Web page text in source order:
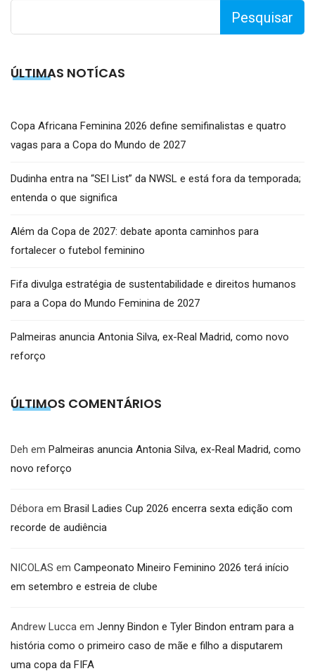
Pesquisar
ÚLTIMAS NOTÍCAS
Copa Africana Feminina 2026 define semifinalistas e quatro
vagas para a Copa do Mundo de 2027
Dudinha entra na “SEI List” da NWSL e está fora da temporada;
entenda o que significa
Além da Copa de 2027: debate aponta caminhos para
fortalecer o futebol feminino
Fifa divulga estratégia de sustentabilidade e direitos humanos
para a Copa do Mundo Feminina de 2027
Palmeiras anuncia Antonia Silva, ex-Real Madrid, como novo
reforço
ÚLTIMOS COMENTÁRIOS
Deh em Palmeiras anuncia Antonia Silva, ex-Real Madrid, como
novo reforço
Débora em Brasil Ladies Cup 2026 encerra sexta edição com
recorde de audiência
NICOLAS em Campeonato Mineiro Feminino 2026 terá início
em setembro e estreia de clube
Andrew Lucca em Jenny Bindon e Tyler Bindon entram para a
história como o primeiro caso de mãe e filho a disputarem
uma copa da FIFA